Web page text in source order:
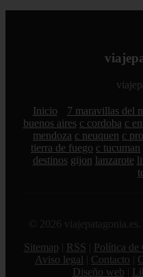
Inicio 7 maravillas del
buenos aires c cordoba c
mendoza c neuquen c
tierra de fuego c tucuman
destinos gijon lanzarote
© 2026 viajepatagonia.es.
Sitemap
RSS Política de
Aviso legal
Contacto
Diseño web